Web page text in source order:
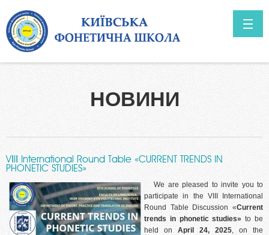
НОВИНИ
VІIІ International Round Table «CURRENT TRENDS IN
PHONETIC STUDIES»
We are pleased to invite you to
participate in the VIII International
Round Table Discussion «Current
trends in phonetic studies» to be
held on April 24, 2025, on the